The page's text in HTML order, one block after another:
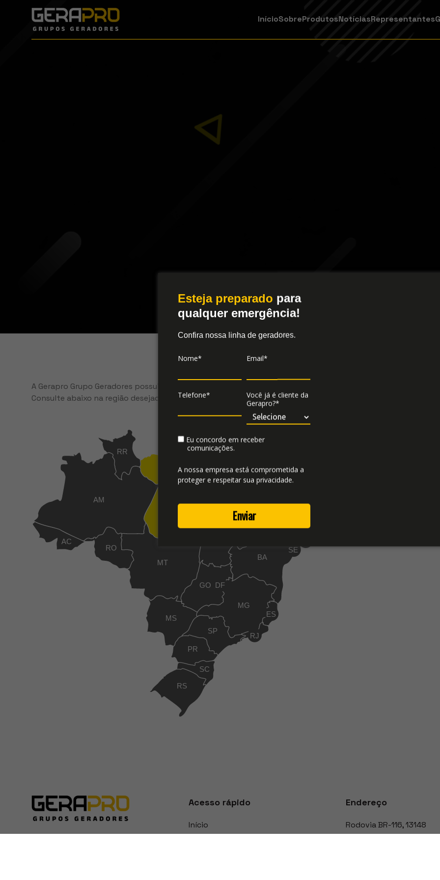
Esteja preparado para
qualquer emergência!
Confira nossa linha de geradores.
Nome* Email*
Telefone*
Você já é cliente da
Gerapro?*
Eu concordo em receber
comunicações.
A nossa empresa está comprometida a
proteger e respeitar sua privacidade.
Enviar
InícioSobreProdutosNotíciasRepresentantes
Representantes
A Gerapro Grupo Geradores possui assistências técnicas em todo o Brasil.
Consulte abaixo na região desejada todas as assistências da Gerapro.
BA
SE
PE
RN
CE
MA
PA
RR
AM
AC
RO
MT
MS
GO
PR
SC
RS
SP
MG
RJ
ES
DF
Acesso rápido
Início
Sobre
Endereço
Rodovia BR-116,13148
São Cristóvão,Caxias do